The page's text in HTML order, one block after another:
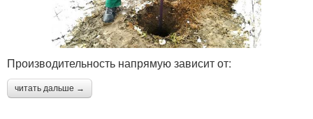
Производительность напрямую зависит от:
читать дальше →